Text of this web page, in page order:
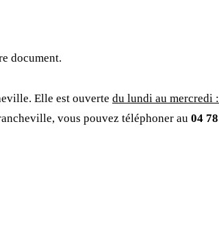
document.
Elle est ouverte du lundi au mercredi :
vous pouvez téléphoner au 04 78